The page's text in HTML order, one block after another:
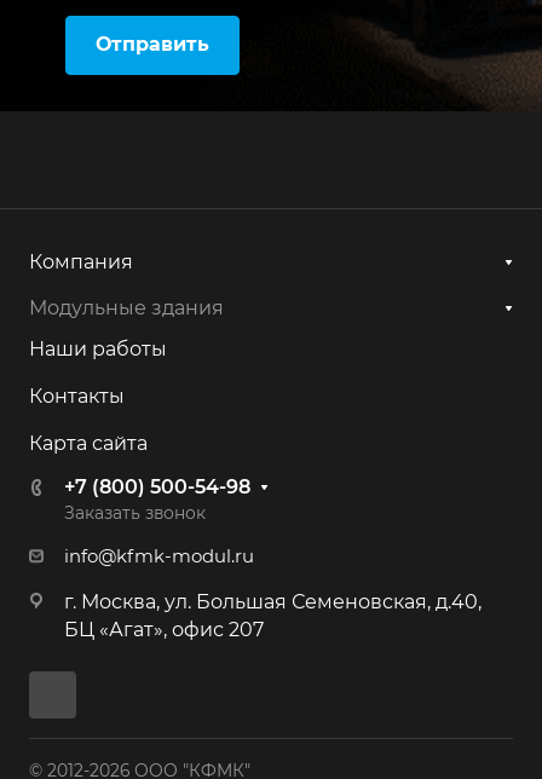
Отправить
Компания
Модульные здания
Наши работы
Контакты
Карта сайта
+7 (800) 500-54-98
Заказать звонок
info@kfmk-modul.ru
г. Москва, ул. Большая Семеновская, д.40,
БЦ «Агат», офис 207
© 2012-2026 ООО "КФМК"